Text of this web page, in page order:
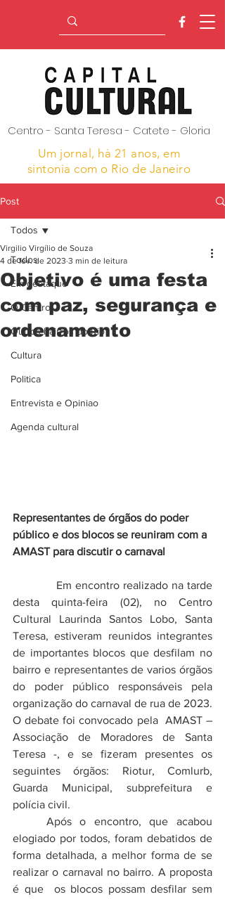
Centro - Santa Teresa - Catete - Gloria
Um jornal, hà 21 anos, em
sintonia com o Rio de Janeiro
Post
Todos
Em destaque
O Centro
Outros bairros do Rio
Cultura
Politica
Entrevista e Opiniao
Agenda cultural
Todos
Objetivo é uma festa
com paz, segurança e
ordenamento
Virgilio Virgílio de Souza
4 de fev. de 2023 3 min de leitura
Representantes de órgãos do poder
público e dos blocos se reuniram com a
AMAST para discutir o carnaval
desta quinta-feira (02), no Centro
Cultural Laurinda Santos Lobo, Santa
Teresa, estiveram reunidos integrantes
de importantes blocos que desfilam no
bairro e representantes de varios órgãos
do poder público responsáveis pela
organização do carnaval de rua de 2023.
O debate foi convocado pela  AMAST –
Associação de Moradores de Santa
Teresa -, e se fizeram presentes os
seguintes órgãos: Riotur, Comlurb,
Guarda Municipal, subprefeitura e
polícia civil.
elogiado por todos, foram debatidos de
forma detalhada, a melhor forma de se
realizar o carnaval no bairro. A proposta
é que  os blocos possam desfilar sem